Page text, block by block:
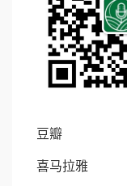
豆瓣
喜马拉雅